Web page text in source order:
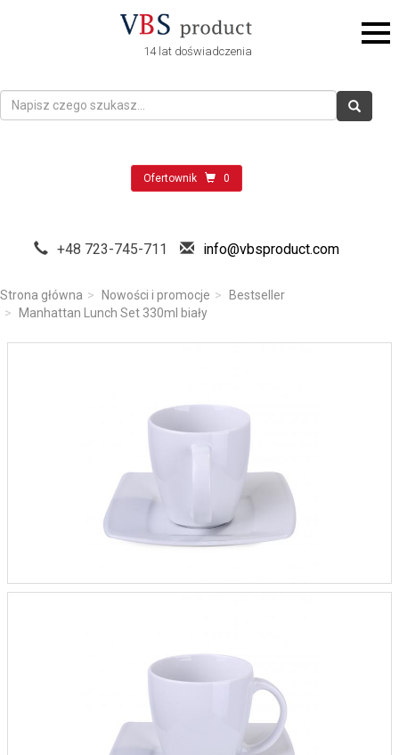
14 lat doświadczenia
Ofertownik 0
+48 723-745-711 info@vbsproduct.com
Strona główna Nowości i promocje
Bestseller
Manhattan Lunch Set 330ml biały